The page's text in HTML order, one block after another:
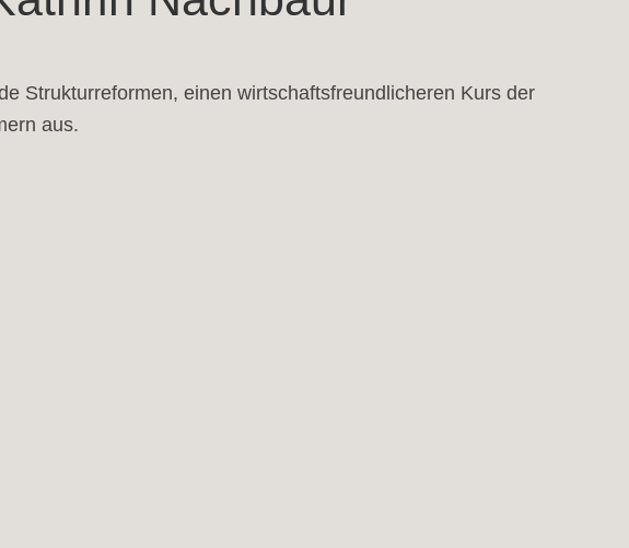
Strukturreformen, einen wirtschaftsfreundlicheren Kurs der
aus.